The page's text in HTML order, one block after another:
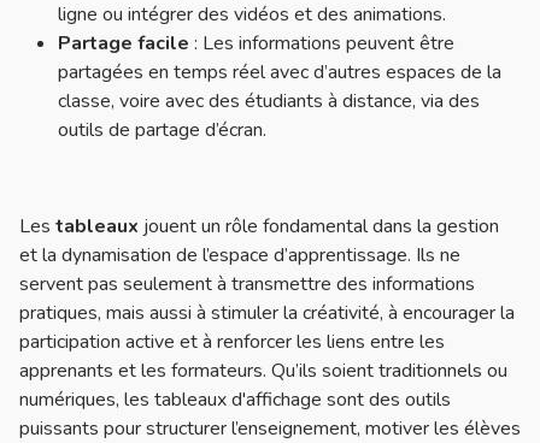
ligne ou intégrer des vidéos et des animations.
Partage facile : Les informations peuvent être
partagées en temps réel avec d’autres espaces de la
classe, voire avec des étudiants à distance, via des
outils de partage d’écran.
Les tableaux jouent un rôle fondamental dans la gestion
et la dynamisation de l’espace d’apprentissage. Ils ne
servent pas seulement à transmettre des informations
pratiques, mais aussi à stimuler la créativité, à encourager la
participation active et à renforcer les liens entre les
apprenants et les formateurs. Qu’ils soient traditionnels ou
numériques, les tableaux d'affichage sont des outils
puissants pour structurer l’enseignement, motiver les élèves